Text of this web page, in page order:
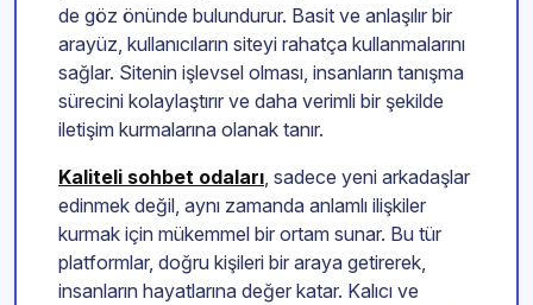
de göz önünde bulundurur. Basit ve anlaşılır bir
arayüz, kullanıcıların siteyi rahatça kullanmalarını
sağlar. Sitenin işlevsel olması, insanların tanışma
sürecini kolaylaştırır ve daha verimli bir şekilde
iletişim kurmalarına olanak tanır.
Kaliteli sohbet odaları , sadece yeni arkadaşlar
edinmek değil, aynı zamanda anlamlı ilişkiler
kurmak için mükemmel bir ortam sunar. Bu tür
platformlar, doğru kişileri bir araya getirerek,
insanların hayatlarına değer katar. Kalıcı ve